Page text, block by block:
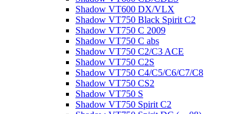
Shadow VT600 DX/VLX
Shadow VT750 Black Spirit C2
Shadow VT750 C 2009
Shadow VT750 C abs
Shadow VT750 C2/C3 ACE
Shadow VT750 C2S
Shadow VT750 C4/C5/C6/C7/C8
Shadow VT750 CS2
Shadow VT750 S
Shadow VT750 Spirit C2